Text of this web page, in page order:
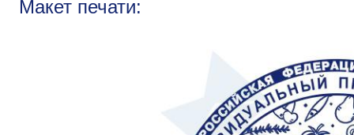
Макет печати: